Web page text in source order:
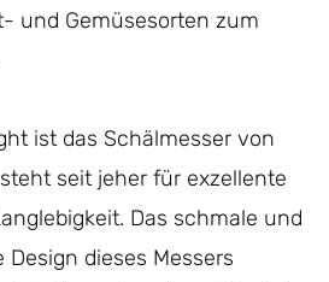
und Gemüsesorten zum
ist das Schälmesser von
seit jeher für exzellente
Das schmale und
dieses Messers